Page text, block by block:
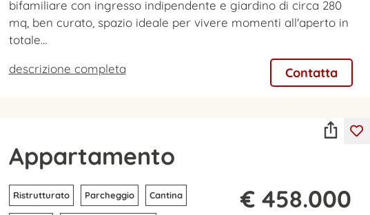
bifamiliare con ingresso indipendente e giardino di circa 280
mq, ben curato, spazio ideale per vivere momenti all'aperto in
totale…
descrizione completa
Contatta
Appartamento
Ristrutturato Parcheggio Cantina € 458.000